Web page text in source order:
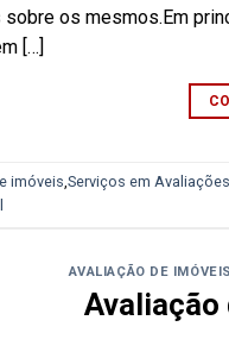
os mesmos.Em
[…]
imóveis,Serviços em
AVALIAÇÃO DE IMÓVEIS
Avaliação